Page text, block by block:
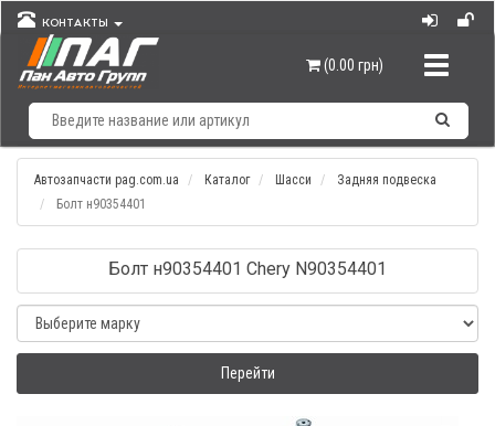
КОНТАКТЫ
(0.00 грн)
Автозапчасти pag.com.ua Каталог Шасси
Задняя подвеска
Болт н90354401
Болт н90354401 Chery N90354401
Перейти